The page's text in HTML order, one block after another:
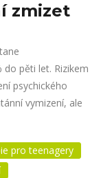
zmizet
pěti let. Rizikem
psychického
vymizení, ale
pro teenagery